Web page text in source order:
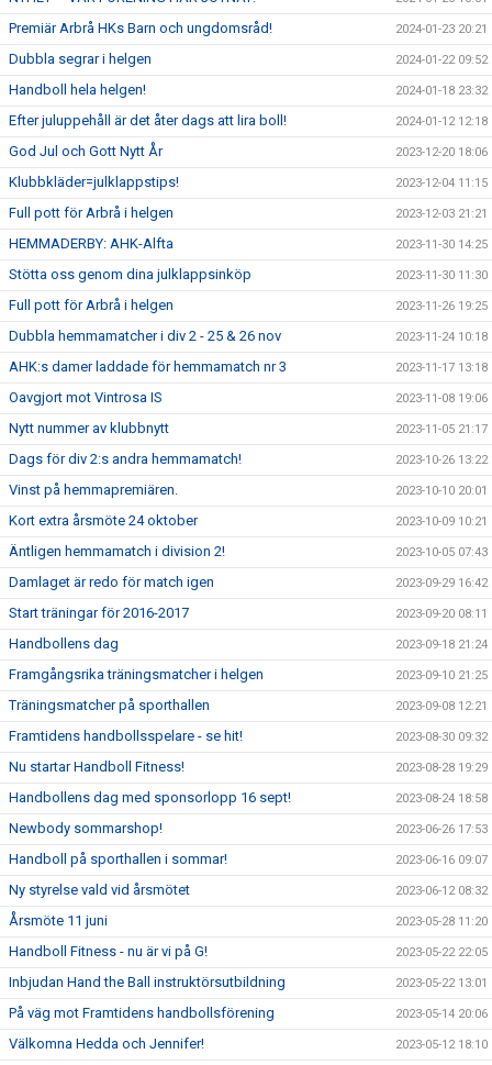
Premiär Arbrå HKs Barn och ungdomsråd! 2024-01-23 20:21
Dubbla segrar i helgen 2024-01-22 09:52
Handboll hela helgen! 2024-01-18 23:32
Efter juluppehåll är det åter dags att lira boll! 2024-01-12 12:18
God Jul och Gott Nytt År 2023-12-20 18:06
Klubbkläder=julklappstips! 2023-12-04 11:15
Full pott för Arbrå i helgen 2023-12-03 21:21
HEMMADERBY: AHK-Alfta 2023-11-30 14:25
Stötta oss genom dina julklappsinköp 2023-11-30 11:30
Full pott för Arbrå i helgen 2023-11-26 19:25
Dubbla hemmamatcher i div 2 - 25 & 26 nov 2023-11-24 10:18
AHK:s damer laddade för hemmamatch nr 3 2023-11-17 13:18
Oavgjort mot Vintrosa IS 2023-11-08 19:06
Nytt nummer av klubbnytt 2023-11-05 21:17
Dags för div 2:s andra hemmamatch! 2023-10-26 13:22
Vinst på hemmapremiären. 2023-10-10 20:01
Kort extra årsmöte 24 oktober 2023-10-09 10:21
Äntligen hemmamatch i division 2! 2023-10-05 07:43
Damlaget är redo för match igen 2023-09-29 16:42
Start träningar för 2016-2017 2023-09-20 08:11
Handbollens dag 2023-09-18 21:24
Framgångsrika träningsmatcher i helgen 2023-09-10 21:25
Träningsmatcher på sporthallen 2023-09-08 12:21
Framtidens handbollsspelare - se hit! 2023-08-30 09:32
Nu startar Handboll Fitness! 2023-08-28 19:29
Handbollens dag med sponsorlopp 16 sept! 2023-08-24 18:58
Newbody sommarshop! 2023-06-26 17:53
Handboll på sporthallen i sommar! 2023-06-16 09:07
Ny styrelse vald vid årsmötet 2023-06-12 08:32
Årsmöte 11 juni 2023-05-28 11:20
Handboll Fitness - nu är vi på G! 2023-05-22 22:05
Inbjudan Hand the Ball instruktörsutbildning 2023-05-22 13:01
På väg mot Framtidens handbollsförening 2023-05-14 20:06
Välkomna Hedda och Jennifer! 2023-05-12 18:10